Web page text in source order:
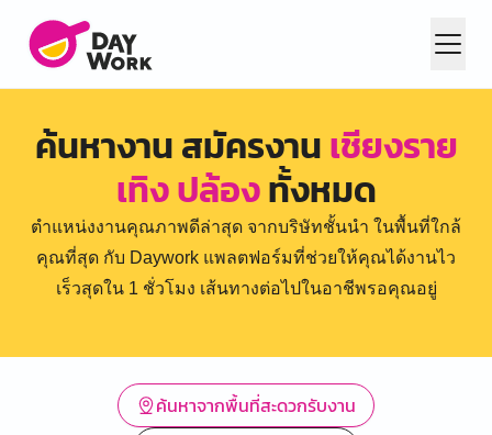
ค้นหางาน สมัครงานเชียงราย
เทิง ปล้องทั้งหมด
ตำแหน่งงานคุณภาพดีล่าสุด จากบริษัทชั้นนำ ในพื้นที่ใกล้
คุณที่สุด กับ Daywork แพลตฟอร์มที่ช่วยให้คุณได้งานไว
เร็วสุดใน 1 ชั่วโมง เส้นทางต่อไปในอาชีพรอคุณอยู่
ค้นหาจากพื้นที่สะดวกรับงาน